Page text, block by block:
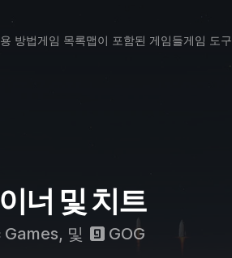
방법게임 목록맵이 포함된 게임들게임 도구
너 및 치트
Games, 및 GOG